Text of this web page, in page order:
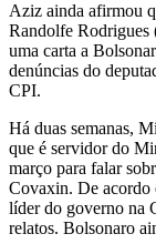
Aziz ainda afirmou
Randolfe Rodrigues
uma carta a
denúncias do
CPI.
Há duas semanas,
que é servidor do
março para falar
Covaxin. De acordo
líder do governo na
relatos. Bolsonaro